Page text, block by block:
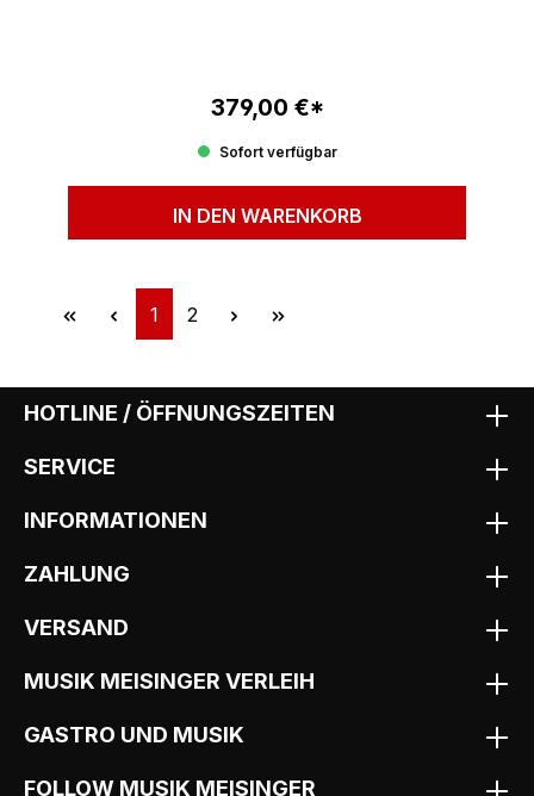
Regulärer Preis:
379,00 €*
Sofort verfügbar
IN DEN WARENKORB
Seite
1 Seite
2
HOTLINE / ÖFFNUNGSZEITEN
SERVICE
INFORMATIONEN
ZAHLUNG
VERSAND
MUSIK MEISINGER VERLEIH
GASTRO UND MUSIK
FOLLOW MUSIK MEISINGER